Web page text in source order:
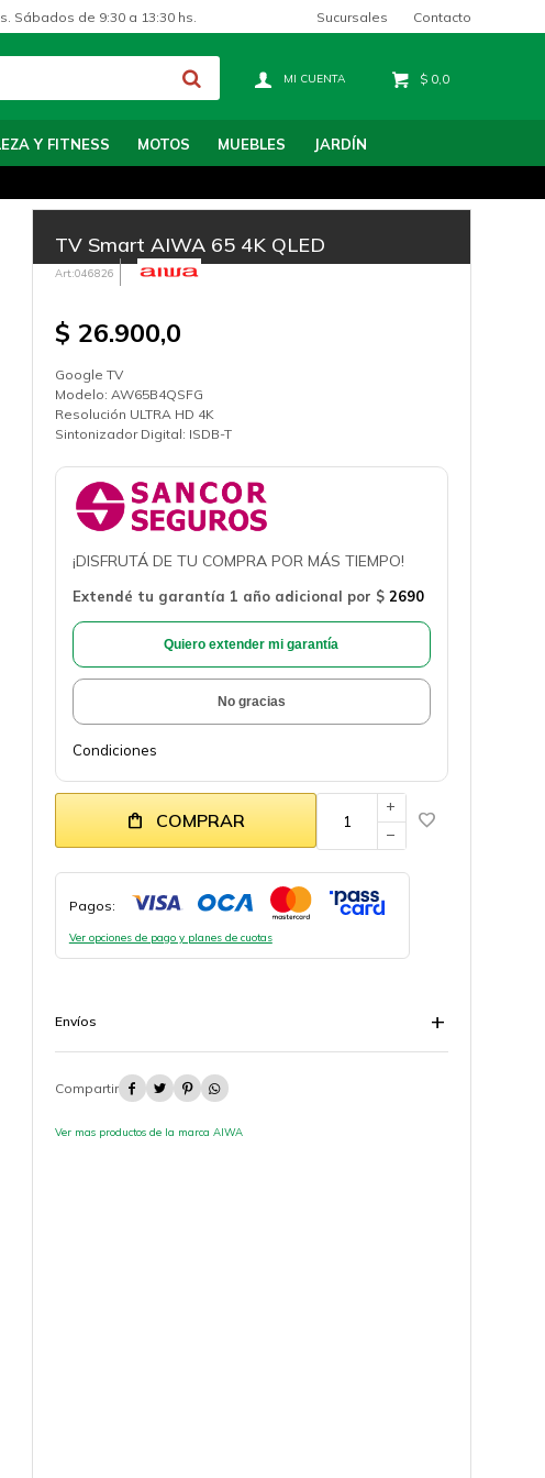
Y FITNESS MOTOS MUEBLES JARDÍN
$ 0,0
Sábados de 9:30 a 13:30 hs. Sucursales Contacto
TV Smart AIWA 65 4K QLED
046826
$ 26.900,0
Google TV
Modelo: AW65B4QSFG
Resolución ULTRA HD 4K
Sintonizador Digital: ISDB-T
¡DISFRUTÁ DE TU COMPRA POR MÁS TIEMPO!
Extendé tu garantía 1 año adicional por $ 2690
Quiero extender mi garantía
No gracias
Condiciones
COMPRAR
add
remove
Pagos:
Ver opciones de pago y planes de cuotas
Envíos
   
Ver mas productos de la marca AIWA